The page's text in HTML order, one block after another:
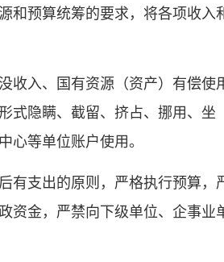
预算统筹的要求，将各项收入
收入、国有资源（资产）有偿使
式隐瞒、截留、挤占、挪用、坐
心等单位账户使用。
有支出的原则，严格执行预算，
资金，严禁向下级单位、企事业